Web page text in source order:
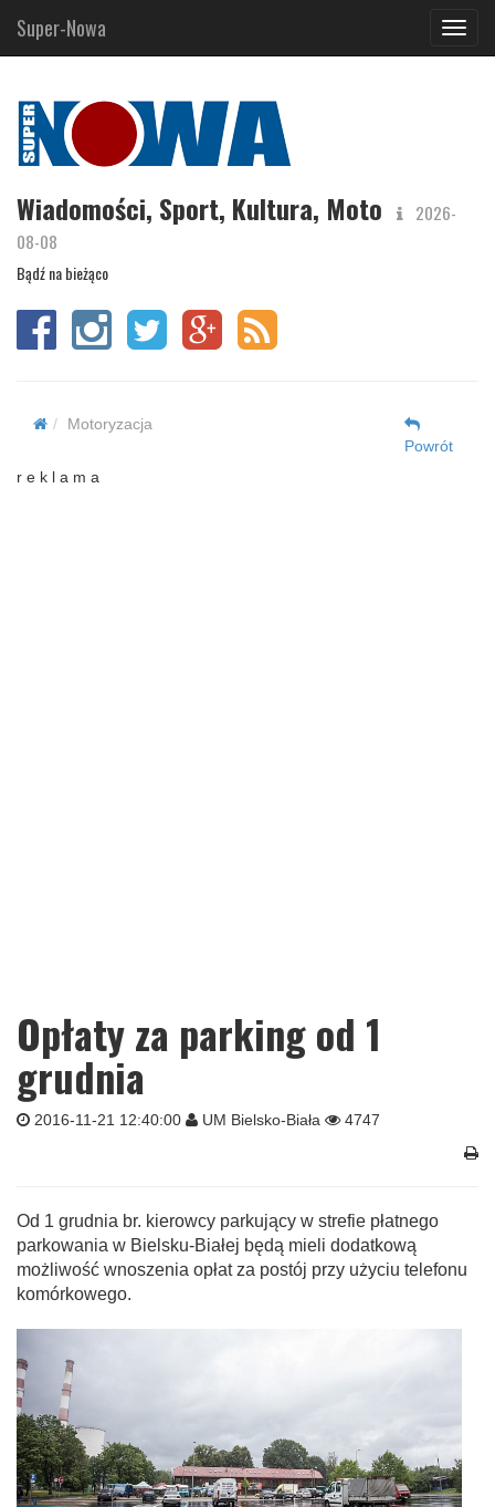
Super-Nowa
Wiadomości, Sport, Kultura, Moto
2026-
08-08
Bądź na bieżąco
Motoryzacja
Powrót
r e k l a m a
Opłaty za parking od 1
grudnia
2016-11-21 12:40:00 UM Bielsko-Biała 4747
Od 1 grudnia br. kierowcy parkujący w strefie płatnego
parkowania w Bielsku-Białej będą mieli dodatkową
możliwość wnoszenia opłat za postój przy użyciu telefonu
komórkowego.